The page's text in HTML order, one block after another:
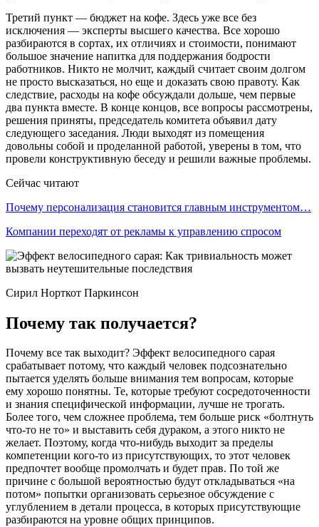
Третий пункт — бюджет на кофе. Здесь уже все без
исключения — эксперты высшего качества. Все хорошо
разбираются в сортах, их отличиях и стоимости, понимают
большое значение напитка для поддержания бодрости
работников. Никто не молчит, каждый считает своим долгом
не просто высказаться, но еще и доказать свою правоту. Как
следствие, расходы на кофе обсуждали дольше, чем первые
два пункта вместе. В конце концов, все вопросы рассмотрены,
решения приняты, председатель комитета объявил дату
следующего заседания. Люди выходят из помещения
довольны собой и проделанной работой, уверены в том, что
провели конструктивную беседу и решили важные проблемы.
Сейчас читают
Почему персонализация становится главным инструментом…
Компании переходят от рекламы к управлению спросом
Сирил Норткот Паркинсон
Почему так получается?
Почему все так выходит? Эффект велосипедного сарая
срабатывает потому, что каждый человек подсознательно
пытается уделять больше внимания тем вопросам, которые
ему хорошо понятны. Те, которые требуют сосредоточенности
и знания специфической информации, лучше не трогать.
Более того, чем сложнее проблема, тем больше риск «болтнуть
что-то не то» и выставить себя дураком, а этого никто не
желает. Поэтому, когда что-нибудь выходит за пределы
компетенции кого-то из присутствующих, то этот человек
предпочтет вообще промолчать и будет прав. По той же
причине с большой вероятностью будут откладываться «на
потом» попытки организовать серьезное обсуждение с
углублением в детали процесса, в которых присутствующие
разбираются на уровне общих принципов.